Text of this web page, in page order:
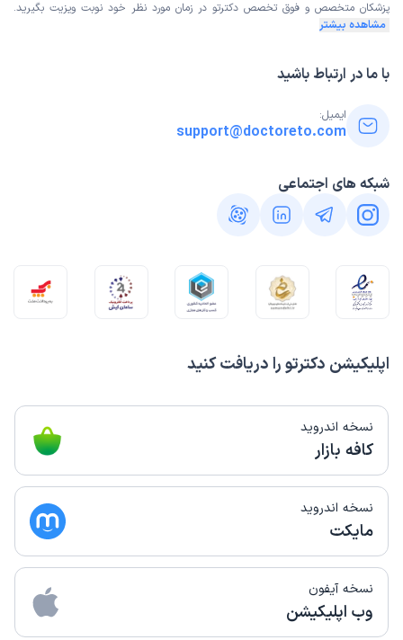
اپلیکیشن دکترتو را دریافت کنید
نسخه اندروید
کافه بازار
نسخه اندروید
مایکت
نسخه آیفون
وب اپلیکیشن
پزشکان متخصص و فوق تخصص دکترتو در زمان مورد نظر خود نوبت ویزیت بگیرید.
مشاهده بیشتر
با ما در ارتباط باشید
ایمیل:
support@doctoreto.com
شبکه های اجتماعی